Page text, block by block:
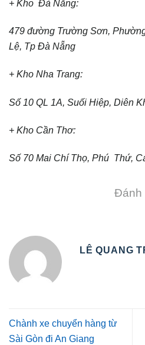
+ Kho Đà Nẵng:
479 đường Trường Sơn,
Lệ, Tp Đà Nẵng
+ Kho Nha Trang:
Số 10 QL 1A, Suối Hiệp, Diên
+ Kho Cần Thơ:
Số 70 Mai Chí Thọ, Phú Thứ,
Đánh
LÊ QUANG
Chành xe chuyển hàng từ
Sài Gòn đi An Giang